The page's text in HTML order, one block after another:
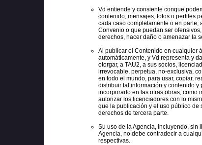
Vd entiende y consiente conque
contenido, mensajes, fotos o perfiles
cada caso completamente o en parte,
Convenio o que puedan ser
derechos, hacer daño o amenazar la
Al publicar el Contenido en cualquier
automáticamente, y Vd representa y
otorgar, a TAU2, a sus socios,
irrevocable, perpetua, no-exclusiva,
en todo el mundo, para usar, copiar,
distribuir tal información y contenido
incorporarlo en las otras obras, como
autorizar los licenciadores con lo
que la publicación y el uso público de
derechos de tercera parte.
Su uso de la Agencia, incluyendo, sin
Agencia, no debe contradecir a
respectivas.